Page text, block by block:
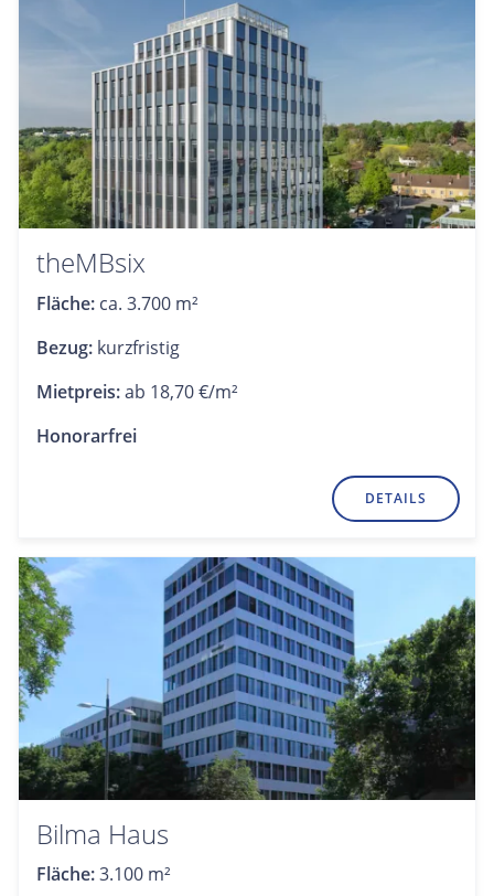
theMBsix
Fläche: ca. 3.700 m²
Bezug: kurzfristig
Mietpreis:ab 18,70 €/m²
Honorarfrei
DETAILS
Bilma Haus
Fläche:3.100 m²